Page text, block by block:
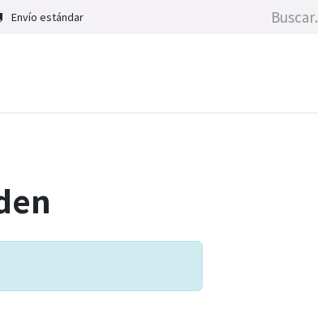
Envío estándar